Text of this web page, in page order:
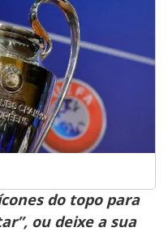
do topo para
ou deixe a sua